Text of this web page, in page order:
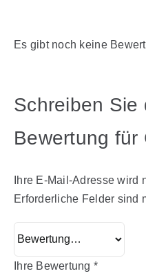
Es gibt noch keine
Schreiben Sie
Bewertung für
Ihre E-Mail-Adresse wird
Erforderliche Felder sind
Ihre Bewertung*